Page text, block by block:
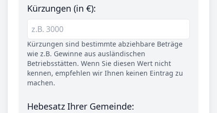
Kürzungen (in €):
Kürzungen sind bestimmte abziehbare Beträge
wie z.B. Gewinne aus ausländischen
Betriebsstätten. Wenn Sie diesen Wert nicht
kennen, empfehlen wir Ihnen keinen Eintrag zu
machen.
Hebesatz Ihrer Gemeinde: